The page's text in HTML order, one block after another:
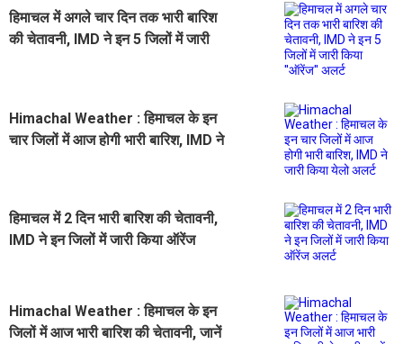
हिमाचल में अगले चार दिन तक भारी बारिश
की चेतावनी, IMD ने इन 5 जिलों में जारी
Himachal Weather : हिमाचल के इन
चार जिलों में आज होगी भारी बारिश, IMD ने
हिमाचल में 2 दिन भारी बारिश की चेतावनी,
IMD ने इन जिलों में जारी किया ऑरेंज
Himachal Weather : हिमाचल के इन
जिलों में आज भारी बारिश की चेतावनी, जानें